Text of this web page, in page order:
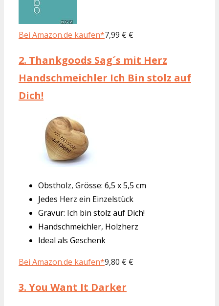
Bei Amazon.de kaufen*7,99 € €
2. Thankgoods Sag´s mit Herz
Handschmeichler Ich Bin stolz auf
Dich!
Obstholz, Grösse: 6,5 x 5,5 cm
Jedes Herz ein Einzelstück
Gravur: Ich bin stolz auf Dich!
Handschmeichler, Holzherz
Ideal als Geschenk
Bei Amazon.de kaufen*9,80 € €
3. You Want It Darker